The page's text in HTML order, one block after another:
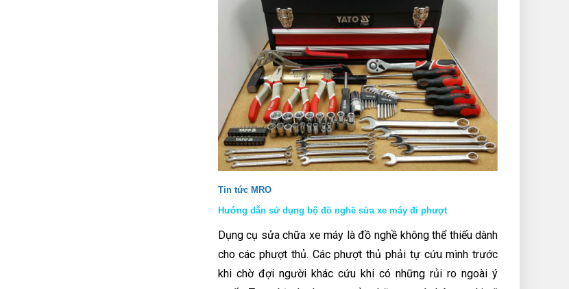
Tin tức MRO
Hướng dẫn sử dụng bộ đồ nghề sửa xe máy đi phượt
Dụng cụ sửa chữa xe máy là đồ nghề không thể thiếu dành
cho các phượt thủ. Các phượt thủ phải tự cứu mình trước
khi chờ đợi người khác cứu khi có những rủi ro ngoài ý